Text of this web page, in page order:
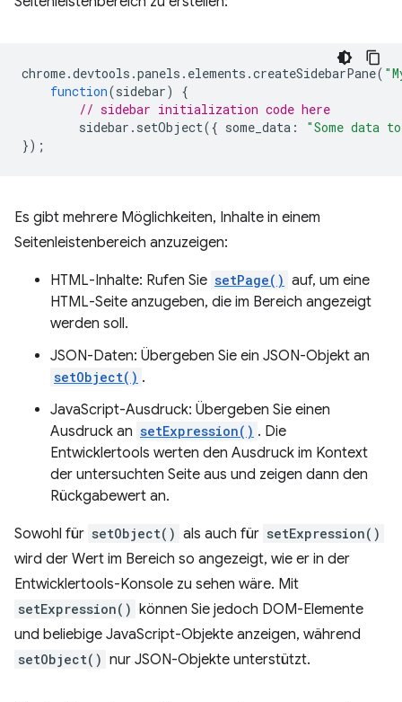
chrome.devtools .panels . elements .createSidebarPane(
function(sidebar)
{
// sidebar initialization code here
sidebar . setObject({ some_data :
"Some data
});
Es gibt mehrere Möglichkeiten, Inhalte in einem
Seitenleistenbereich anzuzeigen:
HTML-Inhalte: Rufen Sie setPage() auf, um eine
HTML-Seite anzugeben, die im Bereich angezeigt
werden soll.
JSON-Daten: Übergeben Sie ein JSON-Objekt an
setObject() .
JavaScript-Ausdruck: Übergeben Sie einen
Ausdruck an setExpression() . Die
Entwicklertools werten den Ausdruck im Kontext
der untersuchten Seite aus und zeigen dann den
Rückgabewert an.
Sowohl für setObject() als auch für setExpression()
wird der Wert im Bereich so angezeigt, wie er in der
Entwicklertools-Konsole zu sehen wäre. Mit
setExpression() können Sie jedoch DOM-Elemente
und beliebige JavaScript-Objekte anzeigen, während
setObject() nur JSON-Objekte unterstützt.